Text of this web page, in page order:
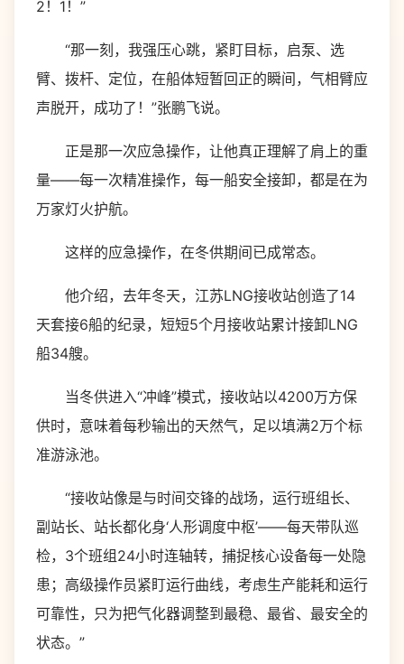
2！1！”
“那一刻，我强压心跳，紧盯目标，启泵、选
臂、拨杆、定位，在船体短暂回正的瞬间，气相臂应
声脱开，成功了！”张鹏飞说。
正是那一次应急操作，让他真正理解了肩上的重
量——每一次精准操作，每一船安全接卸，都是在为
万家灯火护航。
这样的应急操作，在冬供期间已成常态。
他介绍，去年冬天，江苏LNG接收站创造了14
天套接6船的纪录，短短5个月接收站累计接卸LNG
船34艘。
当冬供进入“冲峰”模式，接收站以4200万方保
供时，意味着每秒输出的天然气，足以填满2万个标
准游泳池。
“接收站像是与时间交锋的战场，运行班组长、
副站长、站长都化身‘人形调度中枢’——每天带队巡
检，3个班组24小时连轴转，捕捉核心设备每一处隐
患；高级操作员紧盯运行曲线，考虑生产能耗和运行
可靠性，只为把气化器调整到最稳、最省、最安全的
状态。”